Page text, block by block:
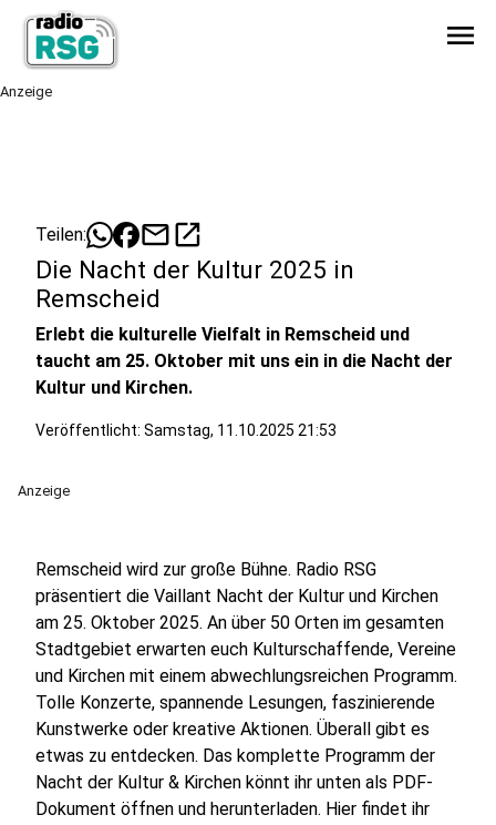
menu
Anzeige
Teilen: mailopen_in_new
Die Nacht der Kultur 2025 in
Remscheid
Erlebt die kulturelle Vielfalt in Remscheid und
taucht am 25. Oktober mit uns ein in die Nacht der
Kultur und Kirchen.
Veröffentlicht: Samstag, 11.10.2025 21:53
Anzeige
Remscheid wird zur große Bühne. Radio RSG
präsentiert die Vaillant Nacht der Kultur und Kirchen
am 25. Oktober 2025. An über 50 Orten im gesamten
Stadtgebiet erwarten euch Kulturschaffende, Vereine
und Kirchen mit einem abwechlungsreichen Programm.
Tolle Konzerte, spannende Lesungen, faszinierende
Kunstwerke oder kreative Aktionen. Überall gibt es
etwas zu entdecken. Das komplette Programm der
Nacht der Kultur & Kirchen könnt ihr unten als PDF-
Dokument öffnen und herunterladen. Hier findet ihr